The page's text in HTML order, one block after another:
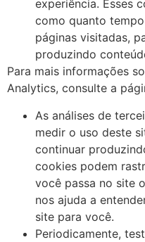
experiência. Esses
como quanto
páginas visitadas,
produzindo
Para mais informações
Analytics, consulte a
As análises de
medir o uso deste
continuar
cookies podem
você passa no site
nos ajuda a
site para você.
Periodicamente,